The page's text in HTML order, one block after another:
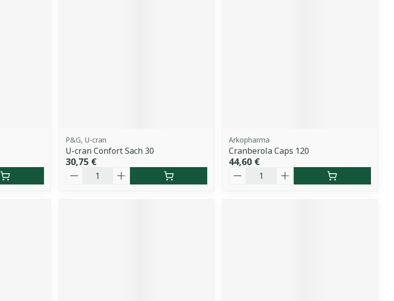
P&G, U-cran
U-cran Confort Sach 30
30,75 €
Quantité
Arkopharma
Cranberola Caps 120
44,60 €
Quantité